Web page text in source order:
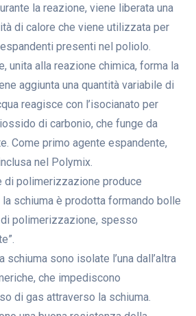
la reazione, viene liberata una
di calore che viene utilizzata per
presenti nel poliolo.
unita alla reazione chimica, forma la
aggiunta una quantità variabile di
reagisce con l’isocianato per
di carbonio, che funge da
Come primo agente espandente,
nel Polymix.
di polimerizzazione produce
schiuma è prodotta formando bolle
polimerizzazione, spesso
sono isolate l’una dall’altra
che impediscono
di gas attraverso la schiuma.